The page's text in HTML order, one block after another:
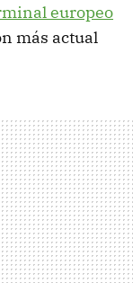
europeo
más actual